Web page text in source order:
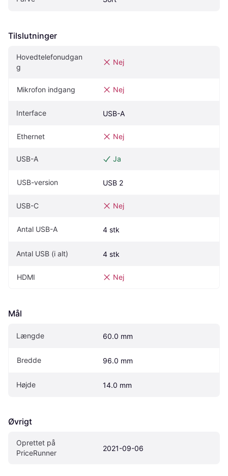
Tilslutninger
Hovedtelefonudgan
g
Nej
Mikrofon indgang Nej
Interface USB-A
Ethernet Nej
USB-A Ja
USB-version USB 2
USB-C Nej
Antal USB-A 4 stk
Antal USB (i alt) 4 stk
HDMI Nej
Mål
Længde 60.0 mm
Bredde 96.0 mm
Højde 14.0 mm
Øvrigt
Oprettet på
PriceRunner
2021-09-06